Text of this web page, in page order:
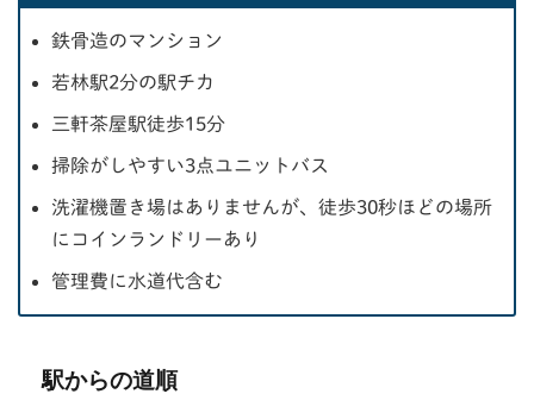
鉄骨造のマンション
若林駅2分の駅チカ
三軒茶屋駅徒歩15分
掃除がしやすい3点ユニットバス
洗濯機置き場はありませんが、徒歩30秒ほどの場所
にコインランドリーあり
管理費に水道代含む
駅からの道順